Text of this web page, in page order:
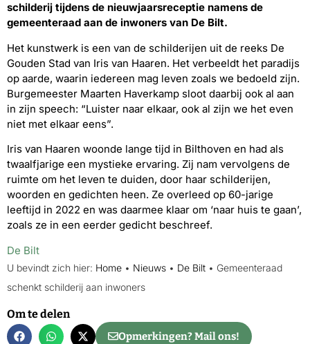
schilderij tijdens de nieuwjaarsreceptie namens de
gemeenteraad aan de inwoners van De Bilt.
Het kunstwerk is een van de schilderijen uit de reeks De
Gouden Stad van Iris van Haaren. Het verbeeldt het paradijs
op aarde, waarin iedereen mag leven zoals we bedoeld zijn.
Burgemeester Maarten Haverkamp sloot daarbij ook al aan
in zijn speech: “Luister naar elkaar, ook al zijn we het even
niet met elkaar eens”.
Iris van Haaren woonde lange tijd in Bilthoven en had als
twaalfjarige een mystieke ervaring. Zij nam vervolgens de
ruimte om het leven te duiden, door haar schilderijen,
woorden en gedichten heen. Ze overleed op 60-jarige
leeftijd in 2022 en was daarmee klaar om ‘naar huis te gaan’,
zoals ze in een eerder gedicht beschreef.
De Bilt
U bevindt zich hier: Home • Nieuws • De Bilt • Gemeenteraad
schenkt schilderij aan inwoners
Om te delen
Opmerkingen? Mail ons!